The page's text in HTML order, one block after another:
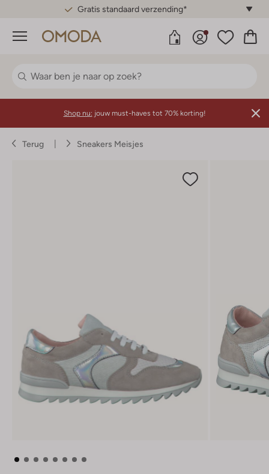
Gratis standaard verzending*
Menu
Shop nu: jouw must-haves tot 70% korting!
Terug Sneakers Meisjes